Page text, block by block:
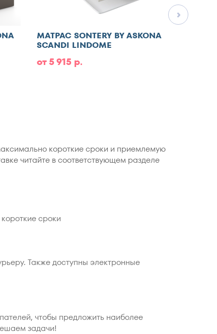
МАТРАС SONTERY BY ASKONA
SCANDI LINDOME
от 5 915 р.
короткие сроки и приемлемую
читайте в соответствующем разделе
сроки
Также доступны электронные
чтобы предложить наиболее
задачи!